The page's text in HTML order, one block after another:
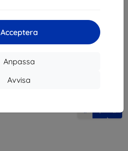
Acceptera
Anpassa
Avvisa
I lager > 5 st
« 1 »